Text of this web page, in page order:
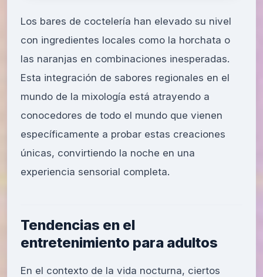
Los bares de coctelería han elevado su nivel
con ingredientes locales como la horchata o
las naranjas en combinaciones inesperadas.
Esta integración de sabores regionales en el
mundo de la mixología está atrayendo a
conocedores de todo el mundo que vienen
específicamente a probar estas creaciones
únicas, convirtiendo la noche en una
experiencia sensorial completa.
Tendencias en el
entretenimiento para adultos
En el contexto de la vida nocturna, ciertos